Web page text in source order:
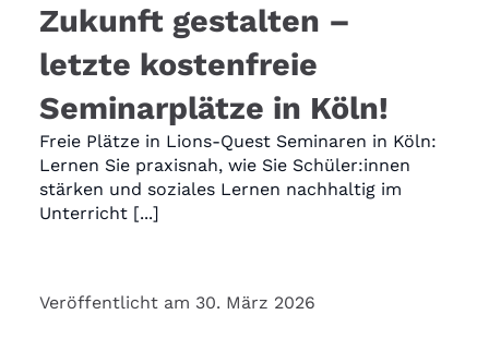
Zukunft gestalten –
letzte kostenfreie
Seminarplätze in Köln!
Freie Plätze in Lions-Quest Seminaren in Köln:
Lernen Sie praxisnah, wie Sie Schüler:innen
stärken und soziales Lernen nachhaltig im
Unterricht [...]
Veröffentlicht am 30. März 2026